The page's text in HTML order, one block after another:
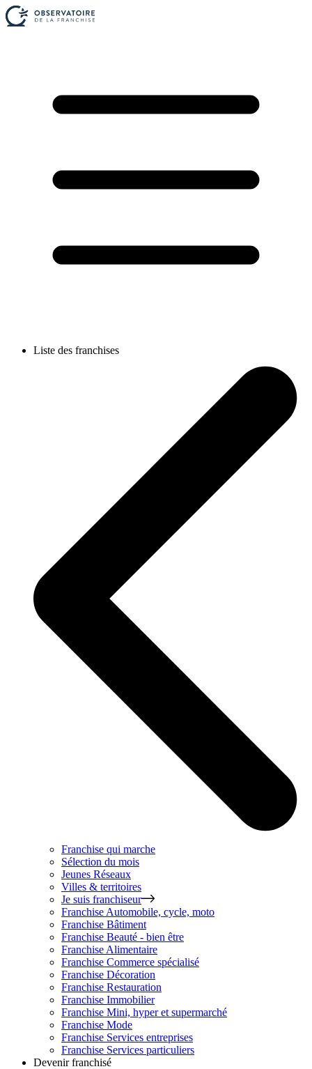
Liste des franchises
Franchise qui marche
Sélection du mois
Jeunes Réseaux
Villes & territoires
Je suis franchiseur
Franchise Automobile, cycle, moto
Franchise Bâtiment
Franchise Beauté - bien être
Franchise Alimentaire
Franchise Commerce spécialisé
Franchise Décoration
Franchise Restauration
Franchise Immobilier
Franchise Mini, hyper et supermarché
Franchise Mode
Franchise Services entreprises
Franchise Services particuliers
Devenir franchisé